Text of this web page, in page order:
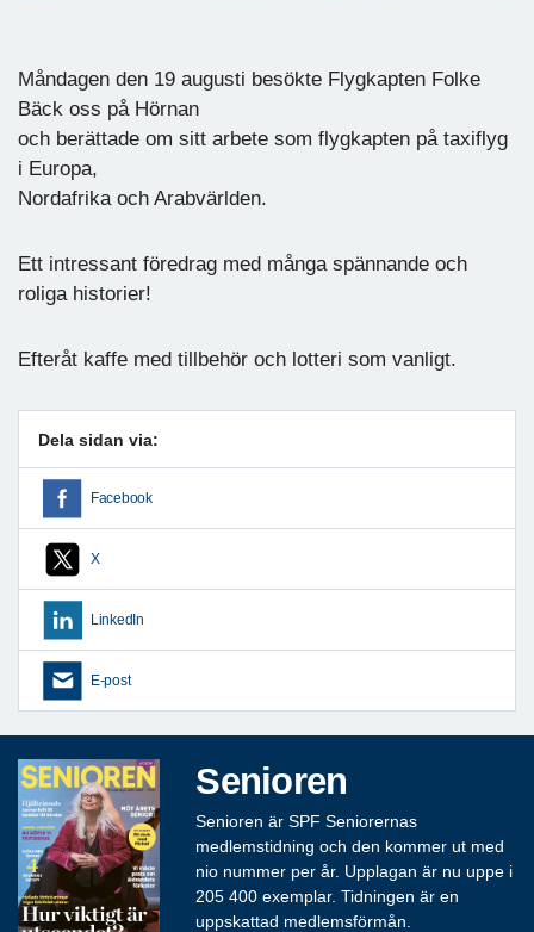
Måndagen den 19 augusti besökte Flygkapten Folke
Bäck oss på Hörnan
och berättade om sitt arbete som flygkapten på taxiflyg
i Europa,
Nordafrika och Arabvärlden.
Ett intressant föredrag med många spännande och
roliga historier!
Efteråt kaffe med tillbehör och lotteri som vanligt.
Dela sidan via:
Facebook
X
LinkedIn
E-post
Senioren
Senioren är SPF Seniorernas
medlemstidning och den kommer ut med
nio nummer per år. Upplagan är nu uppe i
205 400 exemplar. Tidningen är en
uppskattad medlemsförmån.